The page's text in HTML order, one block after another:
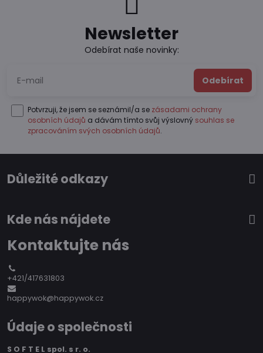
Newsletter
Odebírat naše novinky:
Odebírat
Potvrzuji, že jsem se seznámil/a se zásadami ochrany
osobních údajů a dávám tímto svůj výslovný souhlas se
zpracováním svých osobních údajů.
Důležité odkazy
Kde nás nájdete
Kontaktujte nás
+421/417631803
happywok@happywok.cz
Údaje o společnosti
S O F T E L spol. s r. o.